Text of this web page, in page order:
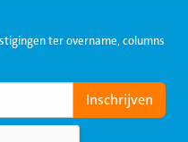
ter overname, columns